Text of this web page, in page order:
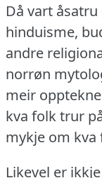
Då vart
hinduisme,
andre
norrøn
meir
kva folk trur
mykje om kva
Likevel er